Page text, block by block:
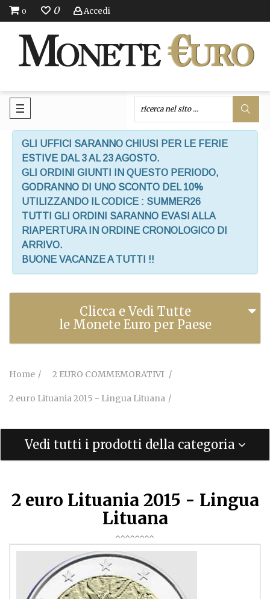
0 0 Accedi
GLI UFFICI SARANNO CHIUSI PER LE FERIE
ESTIVE DAL 3 AL 23 AGOSTO.
GLI ORDINI GIUNTI IN QUESTO PERIODO,
GODRANNO DI UNO SCONTO DEL 10%
UTILIZZANDO IL CODICE : SUMMER26
TUTTI GLI ORDINI SARANNO EVASI ALLA
RIAPERTURA IN ORDINE CRONOLOGICO DI
ARRIVO.
BUONE VACANZE A TUTTI !!
Clicca e Vedi Tutte
le Monete Euro per Paese
Home 2 EURO COMMEMORATIVI
2 euro Lituania 2015 - Lingua Lituana
Vedi tutti i prodotti della categoria
2 euro Lituania 2015 - Lingua
Lituana